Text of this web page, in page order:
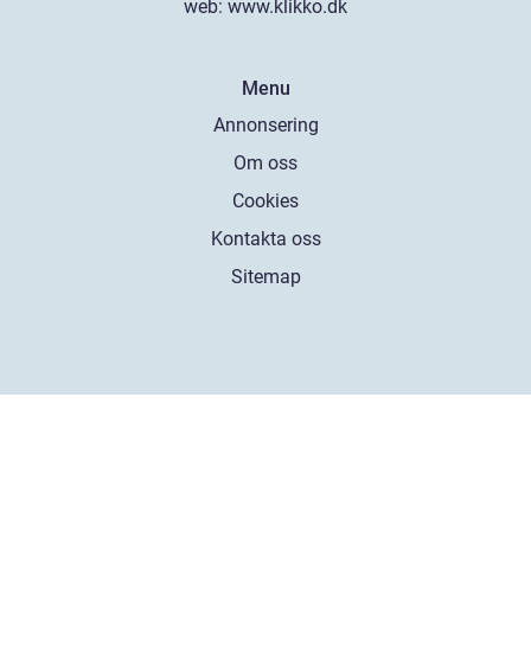
web: www.klikko.dk
Menu
Annonsering
Om oss
Cookies
Kontakta oss
Sitemap